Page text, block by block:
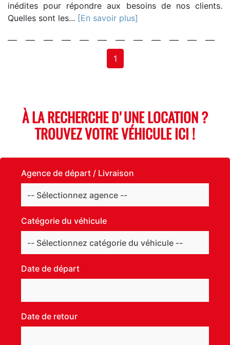
inédites pour répondre aux besoins de nos clients.
Quelles sont les... [En savoir plus]
1
À LA RECHERCHE D'UNE LOCATION ?
TROUVEZ VOTRE VÉHICULE ICI !
Agence de départ / Livraison
Catégorie du véhicule
Date de départ
Date de retour